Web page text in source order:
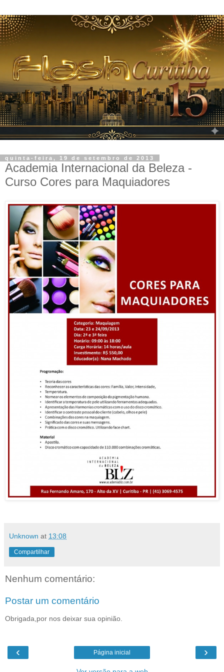
quinta-feira, 19 de setembro de 2013
Academia Internacional da Beleza -
Curso Cores para Maquiadores
Unknown at 13:08
Compartilhar
Nenhum comentário:
Postar um comentário
Obrigada,por nos deixar sua opinião.
‹ ›
Página inicial